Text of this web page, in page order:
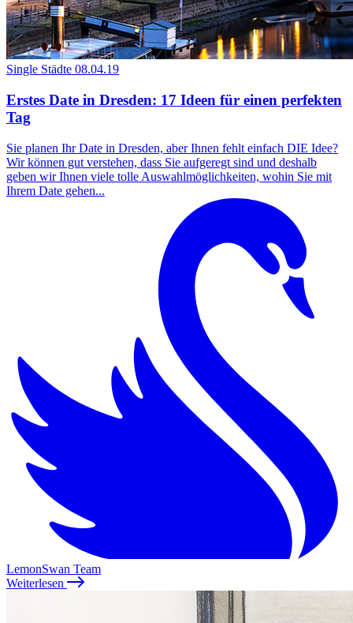
Single Städte 08.04.19
Erstes Date in Dresden: 17 Ideen für einen perfekten
Tag
Sie planen Ihr Date in Dresden, aber Ihnen fehlt einfach DIE Idee?
Wir können gut verstehen, dass Sie aufgeregt sind und deshalb
geben wir Ihnen viele tolle Auswahlmöglichkeiten, wohin Sie mit
Ihrem Date gehen...
LemonSwan Team
Weiterlesen